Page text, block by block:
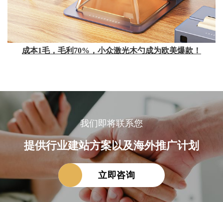
成本1毛，毛利70%，小众激光木勺成为欧美爆款！
我们即将联系您
提供行业建站方案以及海外推广计划
立即咨询